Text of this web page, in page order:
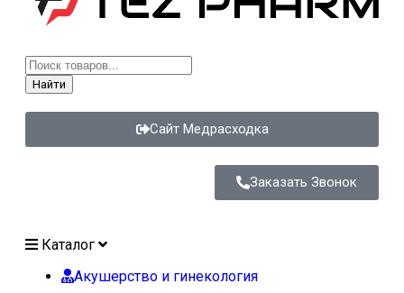
Найти
Сайт Медрасходка
Заказать Звонок
Каталог
Акушерство и гинекология